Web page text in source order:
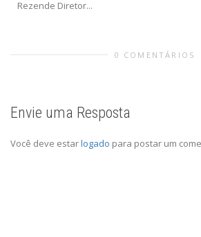
Rezende Diretor...
0 COMENTÁRIOS
Envie uma Resposta
Você deve estarlogado para postar um